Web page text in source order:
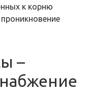
к корню
–